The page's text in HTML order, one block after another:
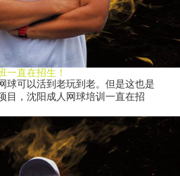
一直在招生！
球可以活到老玩到老。但是这也是
目，沈阳成人网球培训一直在招